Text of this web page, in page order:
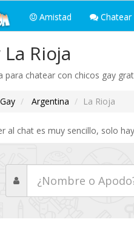
Amistad Chatear
Rioja
para chatear con chicos gay
Gay Argentina La Rioja
al chat es muy sencillo, solo